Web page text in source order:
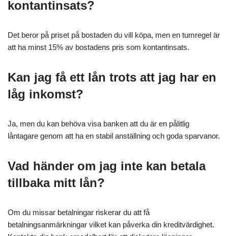
kontantinsats?
Det beror på priset på bostaden du vill köpa, men en tumregel är
att ha minst 15% av bostadens pris som kontantinsats.
Kan jag få ett lån trots att jag har en
låg inkomst?
Ja, men du kan behöva visa banken att du är en pålitlig
låntagare genom att ha en stabil anställning och goda sparvanor.
Vad händer om jag inte kan betala
tillbaka mitt lån?
Om du missar betalningar riskerar du att få
betalningsanmärkningar vilket kan påverka din kreditvärdighet.